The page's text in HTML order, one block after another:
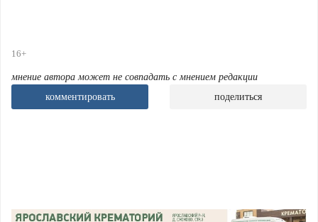
16+
мнение автора может не совпадать с мнением редакции
комментировать
поделиться